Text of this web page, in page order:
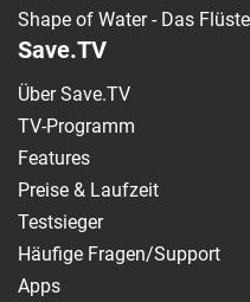
Shape of Water - Das
Save.TV
Über Save.TV
TV-Programm
Features
Preise & Laufzeit
Testsieger
Häufige Fragen/Support
Apps